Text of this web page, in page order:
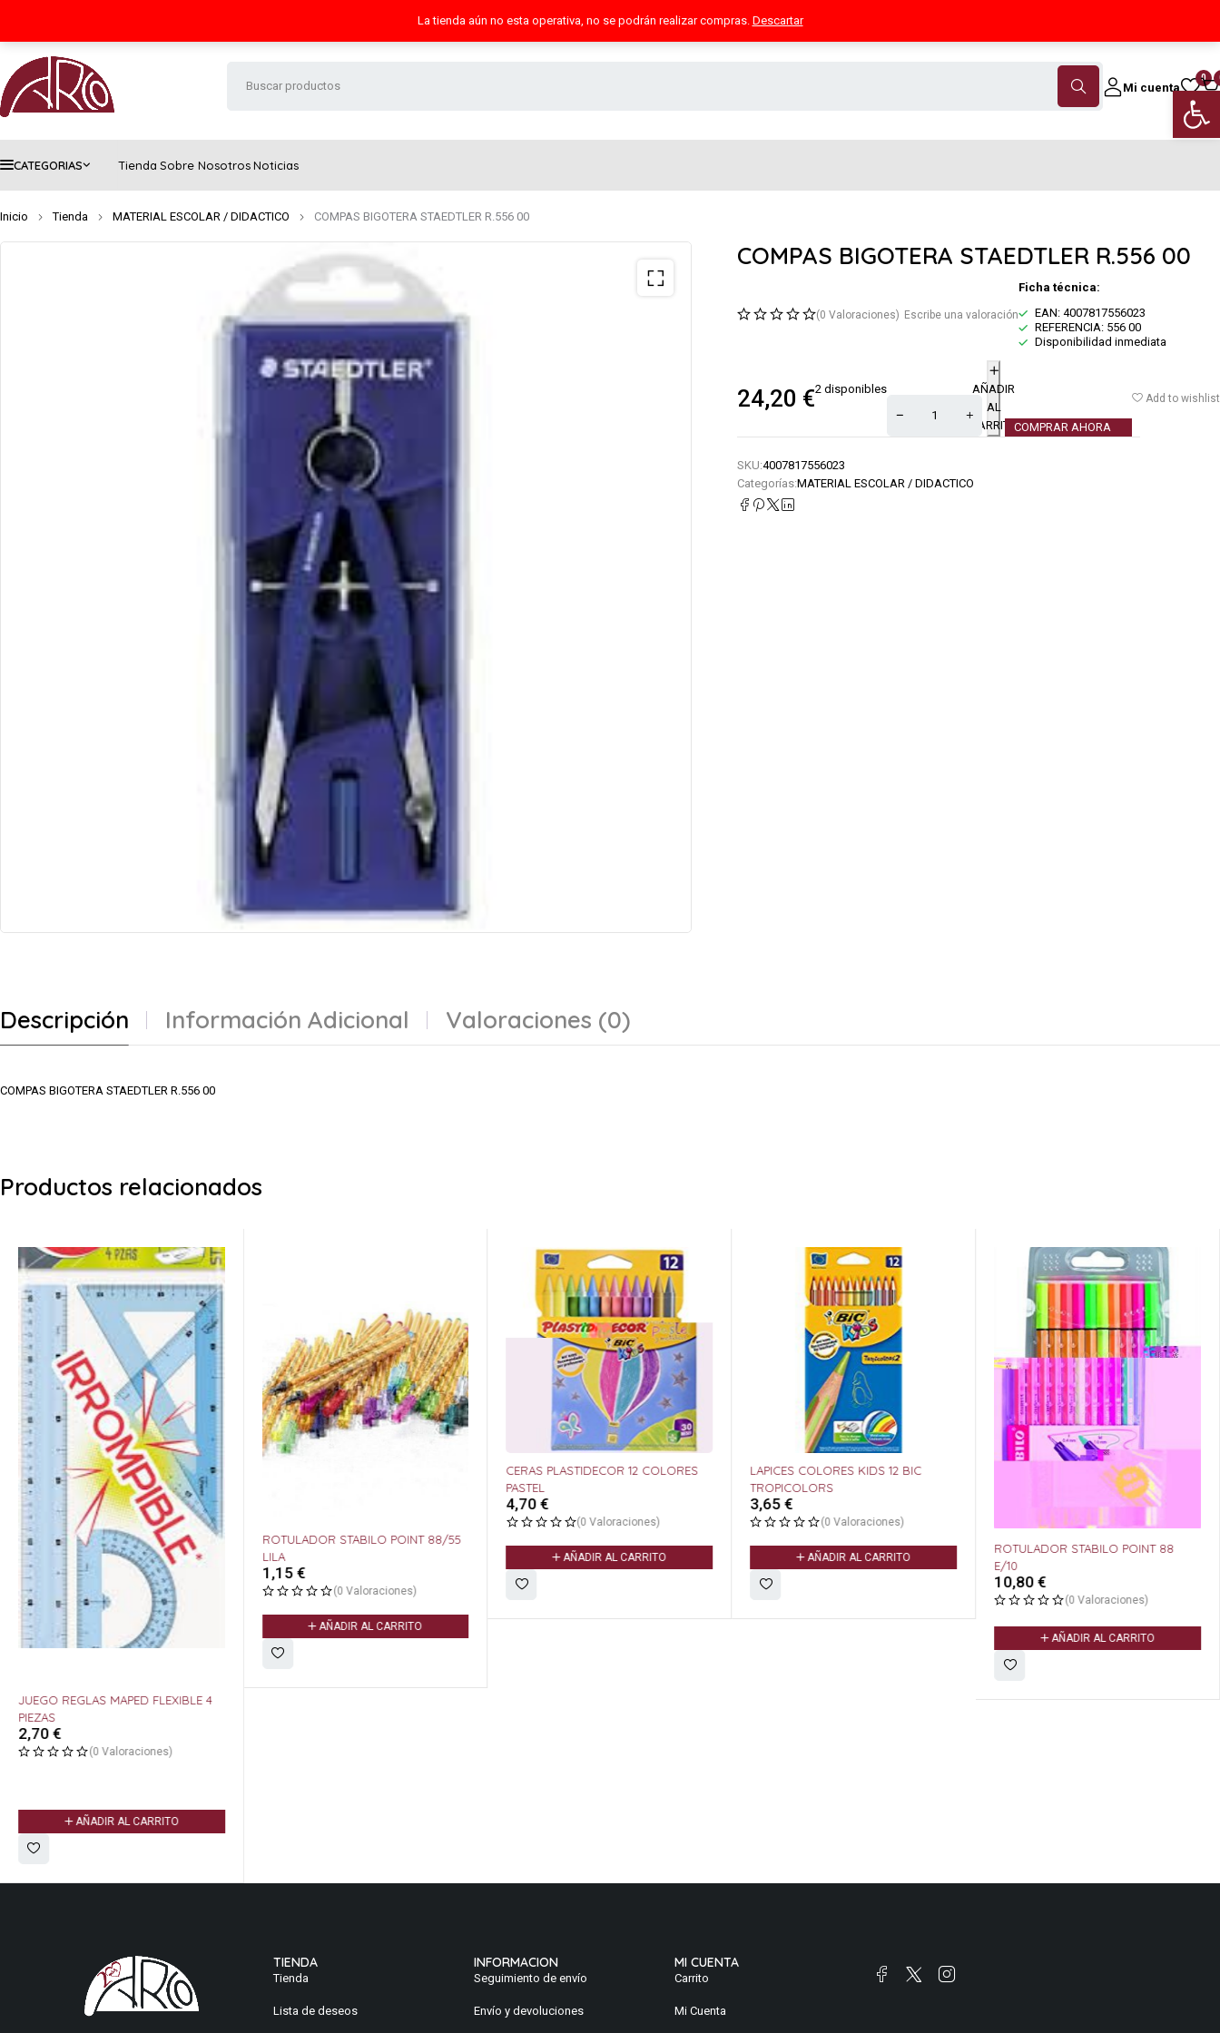
Abrir
La tienda aún no esta operativa, no se podrán realizar compras. Descartar
Mi cuenta
0
CATEGORIAS Tienda Sobre NosotrosNoticias
Inicio Tienda MATERIAL ESCOLAR / DIDACTICO COMPAS BIGOTERA STAEDTLER R.556 00
COMPAS BIGOTERA STAEDTLER R.556 00
(0 Valoraciones) Escribe una valoración
Ficha técnica:
EAN: 4007817556023
REFERENCIA: 556 00
Disponibilidad inmediata
24,20 €2 disponibles
AÑADIR
AL
CARRITOCOMPRAR AHORA
Add to wishlist
SKU:4007817556023
Categorías:MATERIAL ESCOLAR / DIDACTICO
Descripción Información Adicional Valoraciones (0)
COMPAS BIGOTERA STAEDTLER R.556 00
Productos relacionados
JUEGO REGLAS MAPED FLEXIBLE 4
PIEZAS
2,70 €
(0 Valoraciones)
AÑADIR AL CARRITO
ROTULADOR STABILO POINT 88/55
LILA
1,15 €
(0 Valoraciones)
AÑADIR AL CARRITO
CERAS PLASTIDECOR 12 COLORES
PASTEL
4,70€
(0 Valoraciones)
AÑADIR AL CARRITO
LAPICES COLORES KIDS 12 BIC
TROPICOLORS
3,65€
(0 Valoraciones)
AÑADIR AL CARRITO
ROTULADOR STABILO POINT 88
E/10
10,80€
(0 Valoraciones)
AÑADIR AL CARRITO
TIENDA
Tienda
Lista de deseos
INFORMACION
Seguimiento de envío
Envío y devoluciones
MI CUENTA
Carrito
Mi Cuenta